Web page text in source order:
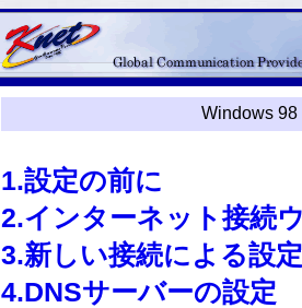
Windows 98
1.設定の前に
2.インターネット接続
3.新しい接続による設定
4.DNSサーバーの設定